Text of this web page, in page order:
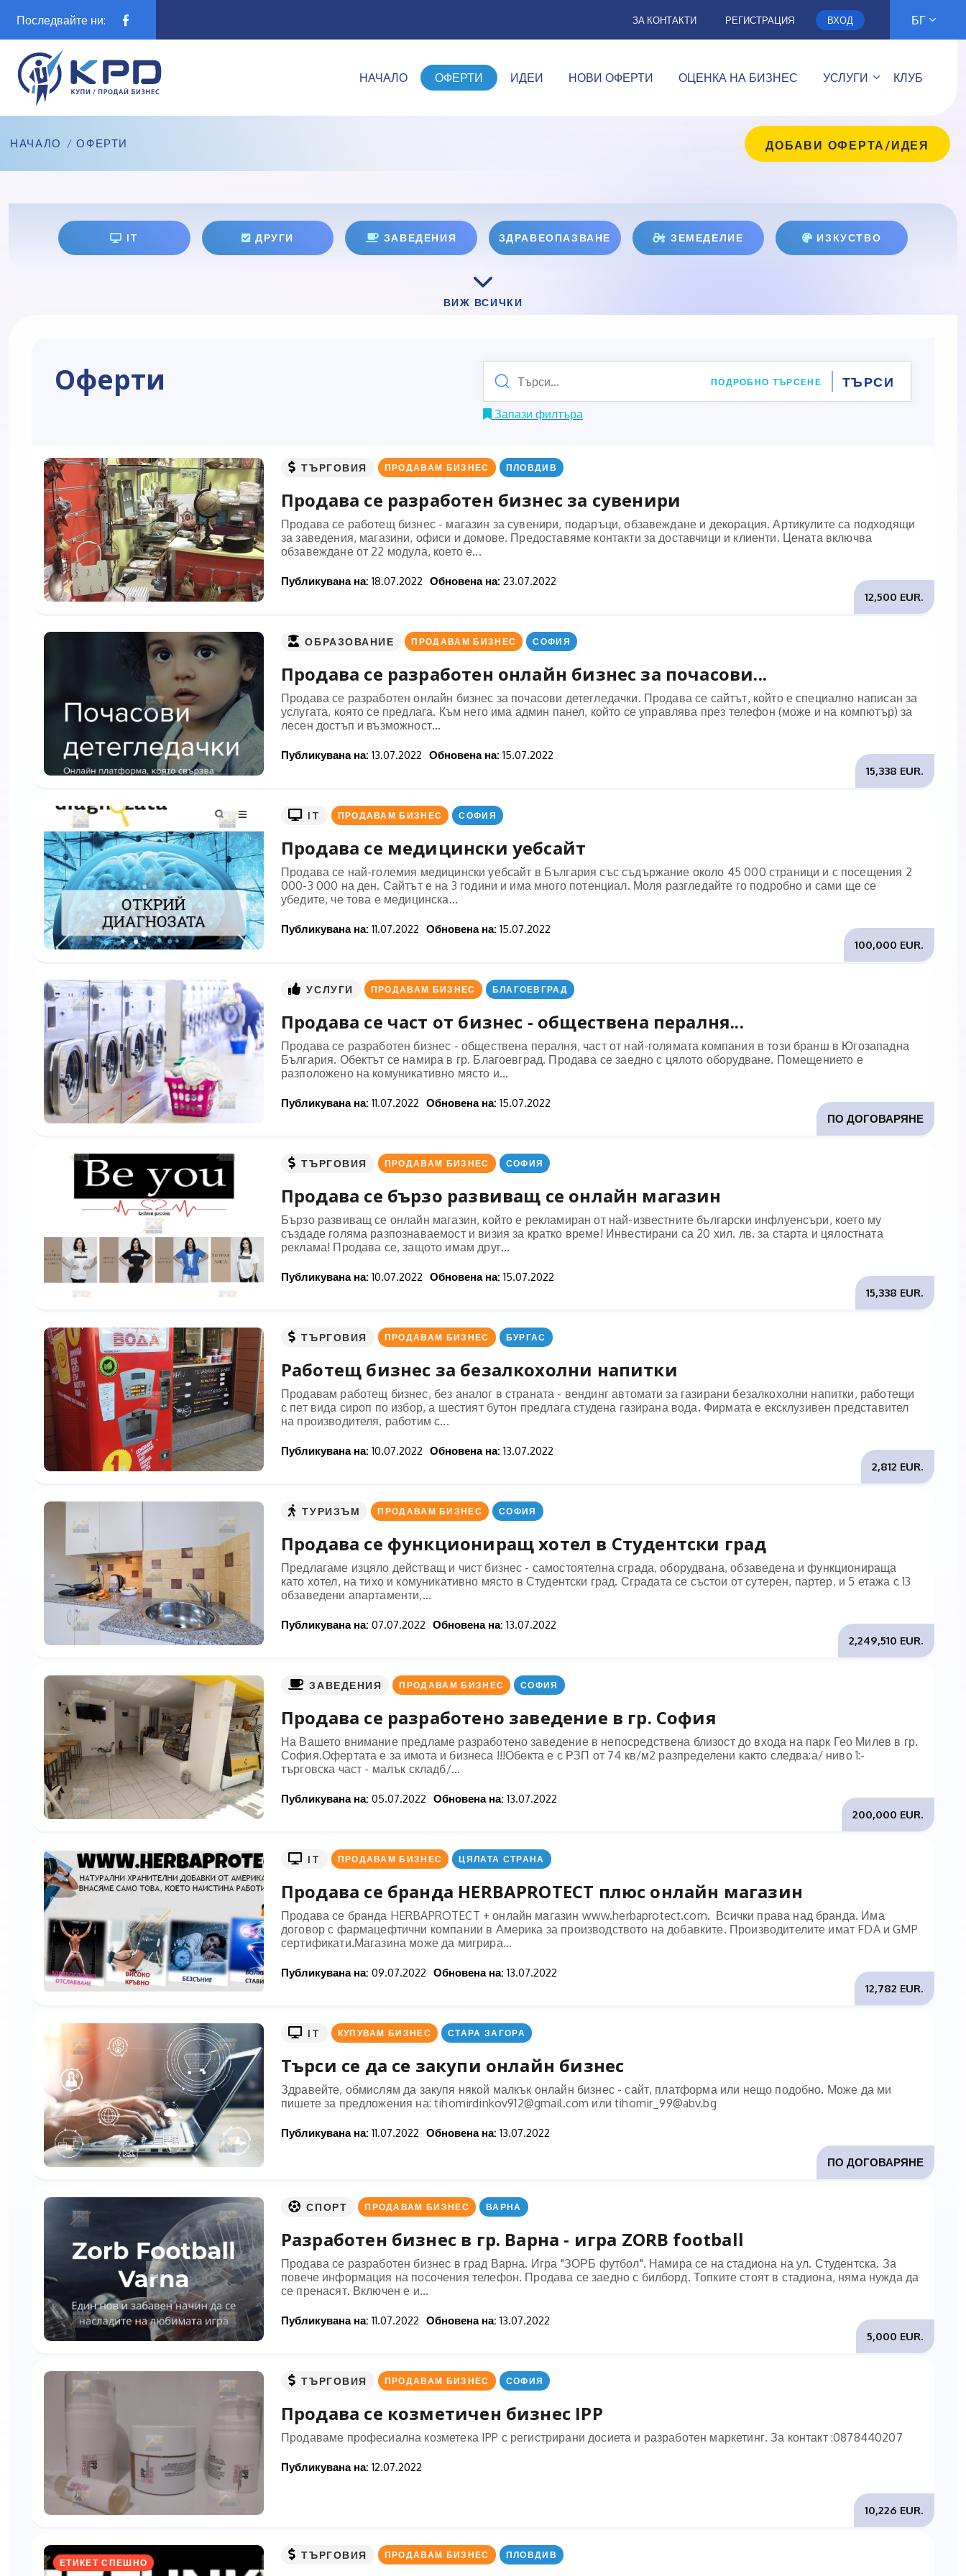
Последвайте ни: ЗА КОНТАКТИ РЕГИСТРАЦИЯ ВХОД БГ
НАЧАЛО ОФЕРТИ ИДЕИ НОВИ ОФЕРТИ ОЦЕНКА НА БИЗНЕС УСЛУГИ КЛУБ
НАЧАЛО /ОФЕРТИ ДОБАВИ ОФЕРТА/ИДЕЯ
IT ДРУГИ ЗАВЕДЕНИЯ ЗДРАВЕОПАЗВАНЕ ЗЕМЕДЕЛИЕ ИЗКУСТВО
ВИЖ ВСИЧКИ
Оферти ПОДРОБНО ТЪРСЕНЕ
Запази филтъра
ТЪРГОВИЯ ПРОДАВАМ БИЗНЕС ПЛОВДИВ
Продава се разработен бизнес за сувенири
Продава се работещ бизнес - магазин за сувенири, подаръци, обзавеждане и декорация. Артикулите са подходящи
за заведения, магазини, офиси и домове. Предоставяме контакти за доставчици и клиенти. Цената включва
обзавеждане от 22 модула, което е...
Публикувана на: 18.07.2022 Обновена на: 23.07.2022
12,500 EUR.
ОБРАЗОВАНИЕ ПРОДАВАМ БИЗНЕС СОФИЯ
Продава се разработен онлайн бизнес за почасови...
Продава се разработен онлайн бизнес за почасови детегледачки. Продава се сайтът, който е специално написан за
услугата, която се предлага. Към него има админ панел, който се управлява през телефон (може и на компютър) за
лесен достъп и възможност...
Публикувана на: 13.07.2022 Обновена на: 15.07.2022
15,338 EUR.
IT ПРОДАВАМ БИЗНЕС СОФИЯ
Продава се медицински уебсайт
Продава се най-големия медицински уебсайт в България със съдържание около 45 000 страници и с посещения 2
000-3 000 на ден. Сайтът е на 3 години и има много потенциал. Моля разгледайте го подробно и сами ще се
убедите, че това е медицинска...
Публикувана на: 11.07.2022 Обновена на: 15.07.2022
100,000 EUR.
УСЛУГИ ПРОДАВАМ БИЗНЕС БЛАГОЕВГРАД
Продава се част от бизнес - обществена пералня...
Продава се разработен бизнес - обществена пералня, част от най-голямата компания в този бранш в Югозападна
България. Обектът се намира в гр. Благоевград. Продава се заедно с цялото оборудване. Помещението е
разположено на комуникативно място и...
Публикувана на: 11.07.2022 Обновена на: 15.07.2022
ПО ДОГОВАРЯНЕ
ТЪРГОВИЯ ПРОДАВАМ БИЗНЕС СОФИЯ
Продава се бързо развиващ се онлайн магазин
Бързо развиващ се онлайн магазин, който е рекламиран от най-известните български инфлуенсъри, което му
създаде голяма разпознаваемост и визия за кратко време! Инвестирани са 20 хил. лв. за старта и цялостната
реклама! Продава се, защото имам друг...
Публикувана на: 10.07.2022 Обновена на: 15.07.2022
15,338 EUR.
ТЪРГОВИЯ ПРОДАВАМ БИЗНЕС БУРГАС
Работещ бизнес за безалкохолни напитки
Продавам работещ бизнес, без аналог в страната - вендинг автомати за газирани безалкохолни напитки, работещи
с пет вида сироп по избор, а шестият бутон предлага студена газирана вода. Фирмата е ексклузивен представител
на производителя, работим с...
Публикувана на: 10.07.2022 Обновена на: 13.07.2022
2,812 EUR.
ТУРИЗЪМ ПРОДАВАМ БИЗНЕС СОФИЯ
Продава се функциониращ хотел в Студентски град
Предлагаме изцяло действащ и чист бизнес - самостоятелна сграда, оборудвана, обзаведена и функционираща
като хотел, на тихо и комуникативно място в Студентски град. Сградата се състои от сутерен, партер, и 5 етажа с 13
обзаведени апартаменти,...
Публикувана на: 07.07.2022 Обновена на: 13.07.2022
2,249,510 EUR.
ЗАВЕДЕНИЯ ПРОДАВАМ БИЗНЕС СОФИЯ
Продава се разработено заведение в гр. София
На Вашето внимание предламе разработено заведение в непосредствена близост до входа на парк Гео Милев в гр.
София.Офертата е за имота и бизнеса !!!Обекта е с РЗП от 74 кв/м2 разпределени както следва:а/ ниво 1:-
търговска част - малък складб/...
Публикувана на: 05.07.2022 Обновена на: 13.07.2022
200,000 EUR.
IT ПРОДАВАМ БИЗНЕС ЦЯЛАТА СТРАНА
Продава се бранда HERBAPROTECT плюс онлайн магазин
Продава се бранда HERBAPROTECT + онлайн магазин www.herbaprotect.com. Всички права над бранда. Има
договор с фармацефтични компании в Америка за производството на добавките. Производителите имат FDA и GMP
сертификати.Магазина може да мигрира...
Публикувана на: 09.07.2022 Обновена на: 13.07.2022
12,782 EUR.
IT КУПУВАМ БИЗНЕС СТАРА ЗАГОРА
Търси се да се закупи онлайн бизнес
Здравейте, обмислям да закупя някой малкък онлайн бизнес - сайт, платформа или нещо подобно. Може да ми
пишете за предложения на:tihomirdinkov912@gmail.com илиtihomir_99@abv.bg
Публикувана на: 11.07.2022 Обновена на: 13.07.2022
ПО ДОГОВАРЯНЕ
СПОРТ ПРОДАВАМ БИЗНЕС ВАРНА
Разработен бизнес в гр. Варна - игра ZORB football
Продава се разработен бизнес в град Варна. Игра "ЗОРБ футбол". Намира се на стадиона на ул. Студентска. За
повече информация на посочения телефон. Продава се заедно с билборд. Топките стоят в стадиона, няма нужда да
се пренасят. Включен е и...
Публикувана на: 11.07.2022 Обновена на: 13.07.2022
5,000 EUR.
ТЪРГОВИЯ ПРОДАВАМ БИЗНЕС СОФИЯ
Продава се козметичен бизнес IPP
Продаваме професиална козметека IPP с регистрирани досиета и разработен маркетинг. За контакт :0878440207
Публикувана на: 12.07.2022
10,226 EUR.
ЕТИКЕТ СПЕШНО
ТЪРГОВИЯ ПРОДАВАМ БИЗНЕС ПЛОВДИВ